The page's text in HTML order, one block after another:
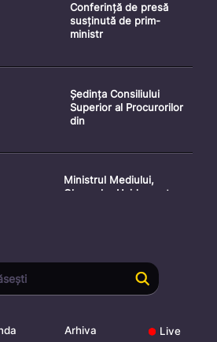
Conferință de presă
susținută de prim-
ministr
Ședința Consiliului
Superior al Procurorilor
din
Ministrul Mediului,
Gheorghe Hajder, este
Consultări publice privind
proiectul de lege pent
Arhiva Live